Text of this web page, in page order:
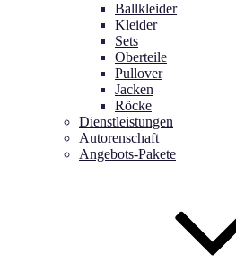
Ballkleider
Kleider
Sets
Oberteile
Pullover
Jacken
Röcke
Dienstleistungen
Autorenschaft
Angebots-Pakete